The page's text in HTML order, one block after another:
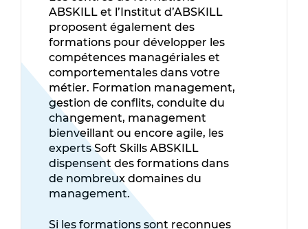
ABSKILL et l’Institut d’ABSKILL
proposent également des
formations pour développer les
compétences managériales et
comportementales dans votre
métier. Formation management,
gestion de conflits, conduite du
changement, management
bienveillant ou encore agile, les
experts Soft Skills ABSKILL
dispensent des formations dans
de nombreux domaines du
management.
Si les formations sont reconnues